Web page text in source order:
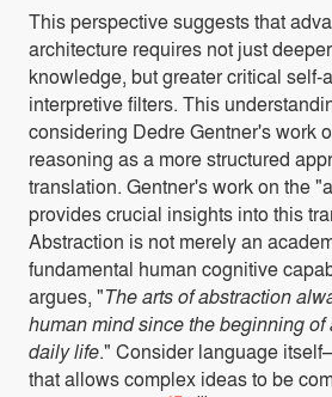
This perspective suggests that
architecture requires not just
knowledge, but greater critical self-
interpretive filters. This
considering Dedre Gentner's work
reasoning as a more structured
translation. Gentner's work on the
provides crucial insights into this
Abstraction is not merely an
fundamental human cognitive
argues, "The arts of abstraction
human mind since the beginning of
daily life." Consider language
that allows complex ideas to be